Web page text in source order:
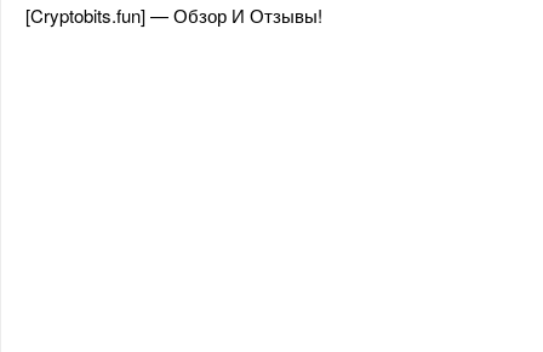
[Cryptobits.fun] — Обзор И Отзывы!